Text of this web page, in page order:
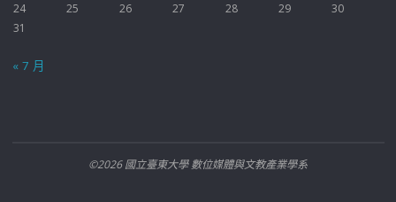
24
25 26 27 28 29
30
31
« 7 月
©2026 國立臺東大學 數位媒體與文教產業學系